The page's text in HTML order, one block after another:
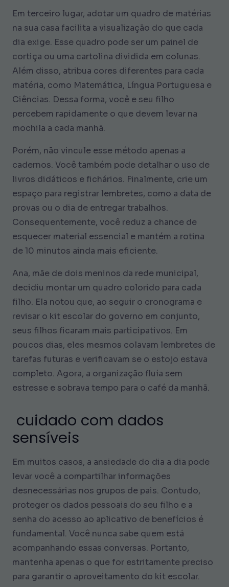
Em terceiro lugar, adotar um quadro de matérias
na sua casa facilita a visualização do que cada
dia exige. Esse quadro pode ser um painel de
cortiça ou uma cartolina dividida em colunas.
Além disso, atribua cores diferentes para cada
matéria, como Matemática, Língua Portuguesa e
Ciências. Dessa forma, você e seu filho
percebem rapidamente o que devem levar na
mochila a cada manhã.
Porém, não vincule esse método apenas a
cadernos. Você também pode detalhar o uso de
livros didáticos e fichários. Finalmente, crie um
espaço para registrar lembretes, como a data de
provas ou o dia de entregar trabalhos.
Consequentemente, você reduz a chance de
esquecer material essencial e mantém a rotina
de 10 minutos ainda mais eficiente.
Ana, mãe de dois meninos da rede municipal,
decidiu montar um quadro colorido para cada
filho. Ela notou que, ao seguir o cronograma e
revisar o kit escolar do governo em conjunto,
seus filhos ficaram mais participativos. Em
poucos dias, eles mesmos colavam lembretes de
tarefas futuras e verificavam se o estojo estava
completo. Agora, a organização fluía sem
estresse e sobrava tempo para o café da manhã.
cuidado com dados
sensíveis
Em muitos casos, a ansiedade do dia a dia pode
levar você a compartilhar informações
desnecessárias nos grupos de pais. Contudo,
proteger os dados pessoais do seu filho e a
senha do acesso ao aplicativo de benefícios é
fundamental. Você nunca sabe quem está
acompanhando essas conversas. Portanto,
mantenha apenas o que for estritamente preciso
para garantir o aproveitamento do kit escolar.